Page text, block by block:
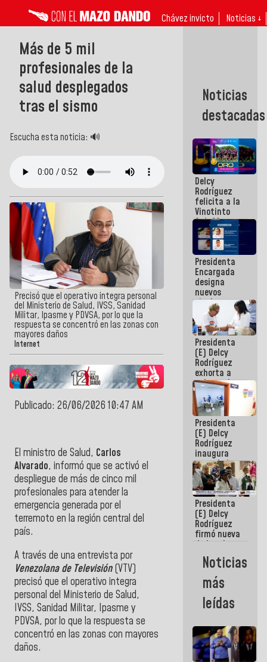
Chávez invicto Noticias ↓
Más de 5 mil
profesionales de la
salud desplegados
tras el sismo
Escucha esta noticia: 🔊
Precisó que el operativo integra personal
del Ministerio de Salud, IVSS, Sanidad
Militar, Ipasme y PDVSA, por lo que la
respuesta se concentró en las zonas con
mayores daños
Internet
Publicado: 26/06/2026 10:47 AM
El ministro de Salud, Carlos
Alvarado, informó que se activó el
despliegue de más de cinco mil
profesionales para atender la
emergencia generada por el
terremoto en la región central del
país.
A través de una entrevista por
Venezolana de Televisión(VTV)
precisó que el operativo integra
personal del Ministerio de Salud,
IVSS, Sanidad Militar, Ipasme y
PDVSA, por lo que la respuesta se
concentró en las zonas con mayores
daños.
Noticias
destacadas
Delcy
Rodríguez
felicita a la
Vinotinto
Sub 20
campeona
frente
México Sub
23 en los
Centroamericanos
Presidenta
Encargada
designa
nuevos
titulares en
Viceministerio
de Energía
Eléctrica y
CORPOELEC
Presidenta
(E) Delcy
Rodríguez
exhorta a
gobernadores
y alcaldes a
edificar
casas para
abuelos
Presidenta
(E) Delcy
Rodríguez
inaugura
casa de los
Abuelos
Primavera
en Caracas
Presidenta
(E) Delcy
Rodríguez
firmó nueva
de Ley de
Arrendamiento
aprobada
por la AN
Noticias
más
leídas